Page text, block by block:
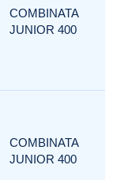
COMBINATA
JUNIOR 400
COMBINATA
JUNIOR 400